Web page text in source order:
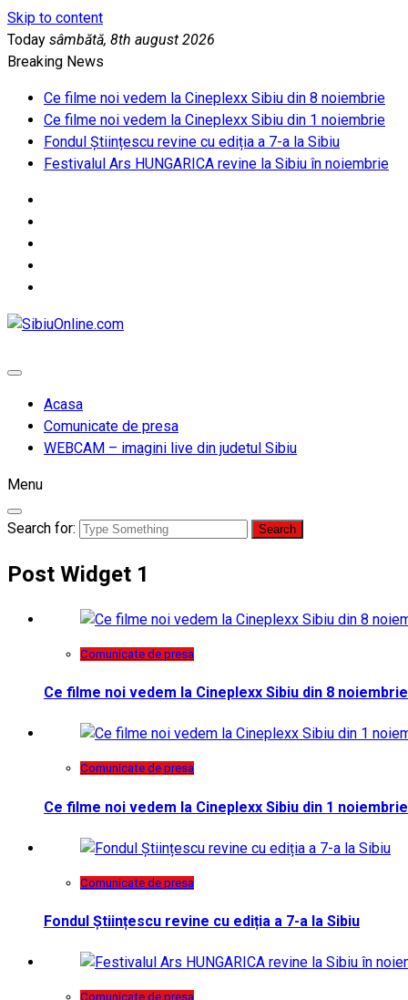
Skip to content
Today sâmbătă, 8th august 2026
Breaking News
Ce filme noi vedem la Cineplexx Sibiu din 8 noiembrie
Ce filme noi vedem la Cineplexx Sibiu din 1 noiembrie
Fondul Științescu revine cu ediția a 7-a la Sibiu
Festivalul Ars HUNGARICA revine la Sibiu în noiembrie
Acasa
Comunicate de presa
WEBCAM – imagini live din judetul Sibiu
Menu
Search for:
Post Widget 1
Comunicate de presa
Ce filme noi vedem la Cineplexx Sibiu din 8 noiembrie
Comunicate de presa
Ce filme noi vedem la Cineplexx Sibiu din 1 noiembrie
Comunicate de presa
Fondul Științescu revine cu ediția a 7-a la Sibiu
Comunicate de presa